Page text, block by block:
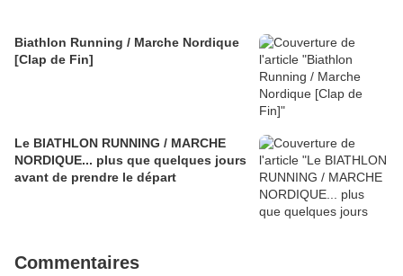
Biathlon Running / Marche Nordique
[Clap de Fin]
Le BIATHLON RUNNING / MARCHE
NORDIQUE... plus que quelques jours
avant de prendre le départ
Commentaires